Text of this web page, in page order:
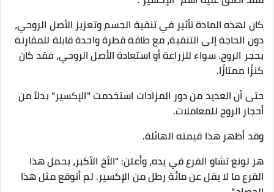
كان لهذه المادة تأثير في تنقية الجسم وتعزيز الأصل الروحي،
دون الحاجة إلى التنقية، مع طاقة قطرة واحدة قابلة للمقارنة
بحجر الروح. سواء للزراعة أو استعادة الأصل الروحي، فقد كان
كنزًا ممتازًا.
حتى أن العديد من دور المزادات استخدمت "الإكسير" بدلاً من
أحجار الروح للمعاملات.
وقد أظهر هذا قيمته الهائلة.
هز لونغ تشاو القرع في يده، وأعلن: "الأخ الأكبر، يحمل هذا
القرع ما لا يقل عن مائة رطل من الإكسير. لم أتوقع مثل هذا